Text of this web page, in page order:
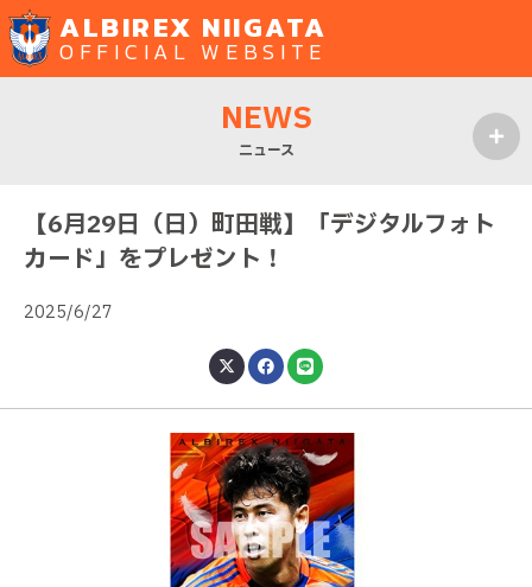
ALBIREX NIIGATA
OFFICIAL WEBSITE
NEWS
ニュース
【6月29日（日）町田戦】「デジタルフォト
カード」をプレゼント！
2025/6/27